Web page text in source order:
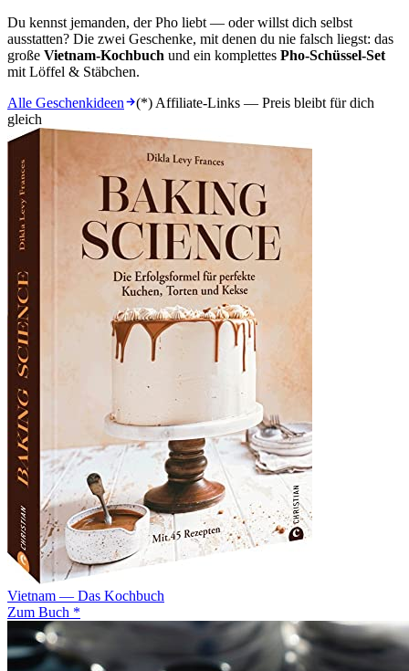
Du kennst jemanden, der Pho liebt — oder willst dich selbst
ausstatten? Die zwei Geschenke, mit denen du nie falsch liegst: das
große Vietnam-Kochbuch und ein komplettes Pho-Schüssel-Set
mit Löffel & Stäbchen.
Alle Geschenkideen
(*) Affiliate-Links — Preis bleibt für dich
gleich
Vietnam — Das Kochbuch
Zum Buch *